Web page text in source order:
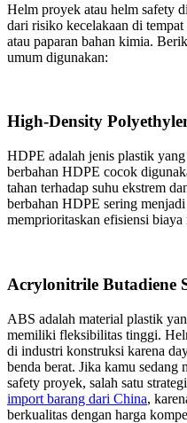
Helm proyek atau helm safety
dari risiko kecelakaan di
atau paparan bahan kimia.
umum digunakan:
High-Density
HDPE adalah jenis plastik
berbahan HDPE cocok
tahan terhadap suhu ekstrem
berbahan HDPE sering
memprioritaskan efisiensi biaya
Acrylonitrile Butadiene
ABS adalah material plastik
memiliki fleksibilitas tinggi.
di industri konstruksi karena
benda berat. Jika kamu
safety proyek, salah satu
import barang dari China,
berkualitas dengan harga